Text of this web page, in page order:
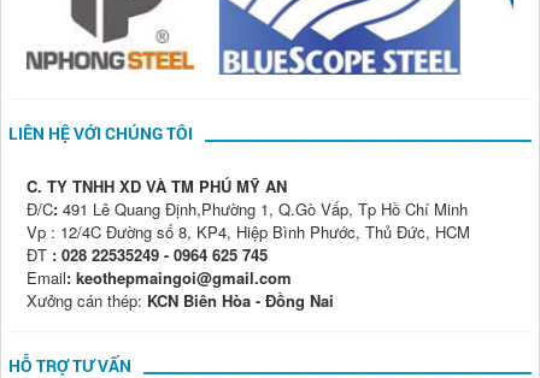
LIÊN HỆ VỚI CHÚNG TÔI
C. TY TNHH XD VÀ TM PHÚ MỸ AN
Đ/C: 491 Lê Quang Định,Phường 1, Q.Gò Vấp, Tp Hồ Chí Minh
Vp : 12/4C Đường số 8, KP4, Hiệp Bình Phước, Thủ Đức, HCM
ĐT : 028 22535249 - 0964 625 745
Email: keothepmaingoi@gmail.com
Xưởng cán thép: KCN Biên Hòa - Đồng Nai
HỖ TRỢ TƯ VẤN